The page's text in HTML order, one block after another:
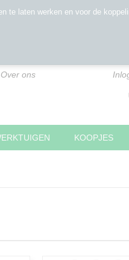
Over ons
KOOPJES
te laten werken en voor de